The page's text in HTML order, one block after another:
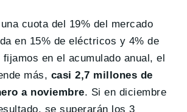
cuota del 19% del mercado
en 15% de eléctricos y 4% de
en el acumulado anual, el
más, casi 2,7 millones de
a noviembre. Si en diciembre
se superarán los 3